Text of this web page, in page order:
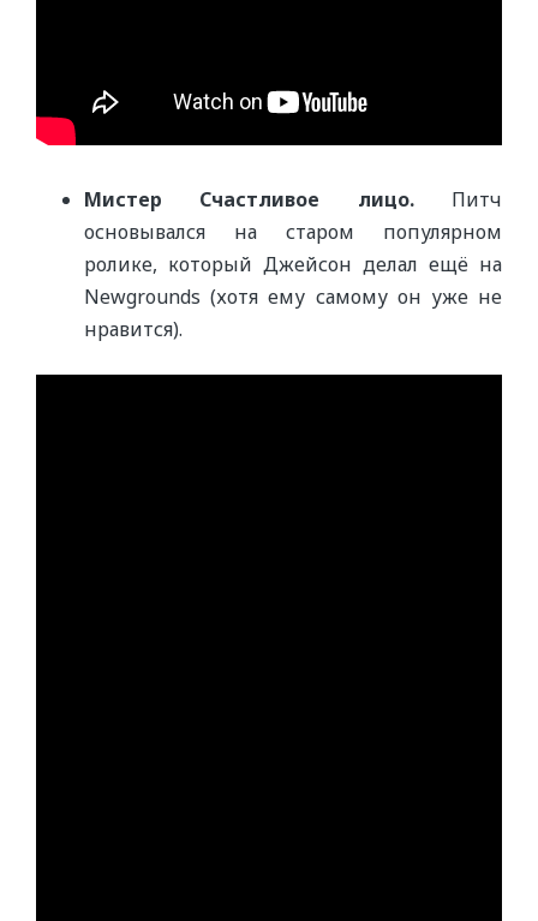
Мистер Счастливое лицо.Питч
основывался на старом популярном
ролике, который Джейсон делал ещё на
Newgrounds (хотя ему самому он уже не
нравится).